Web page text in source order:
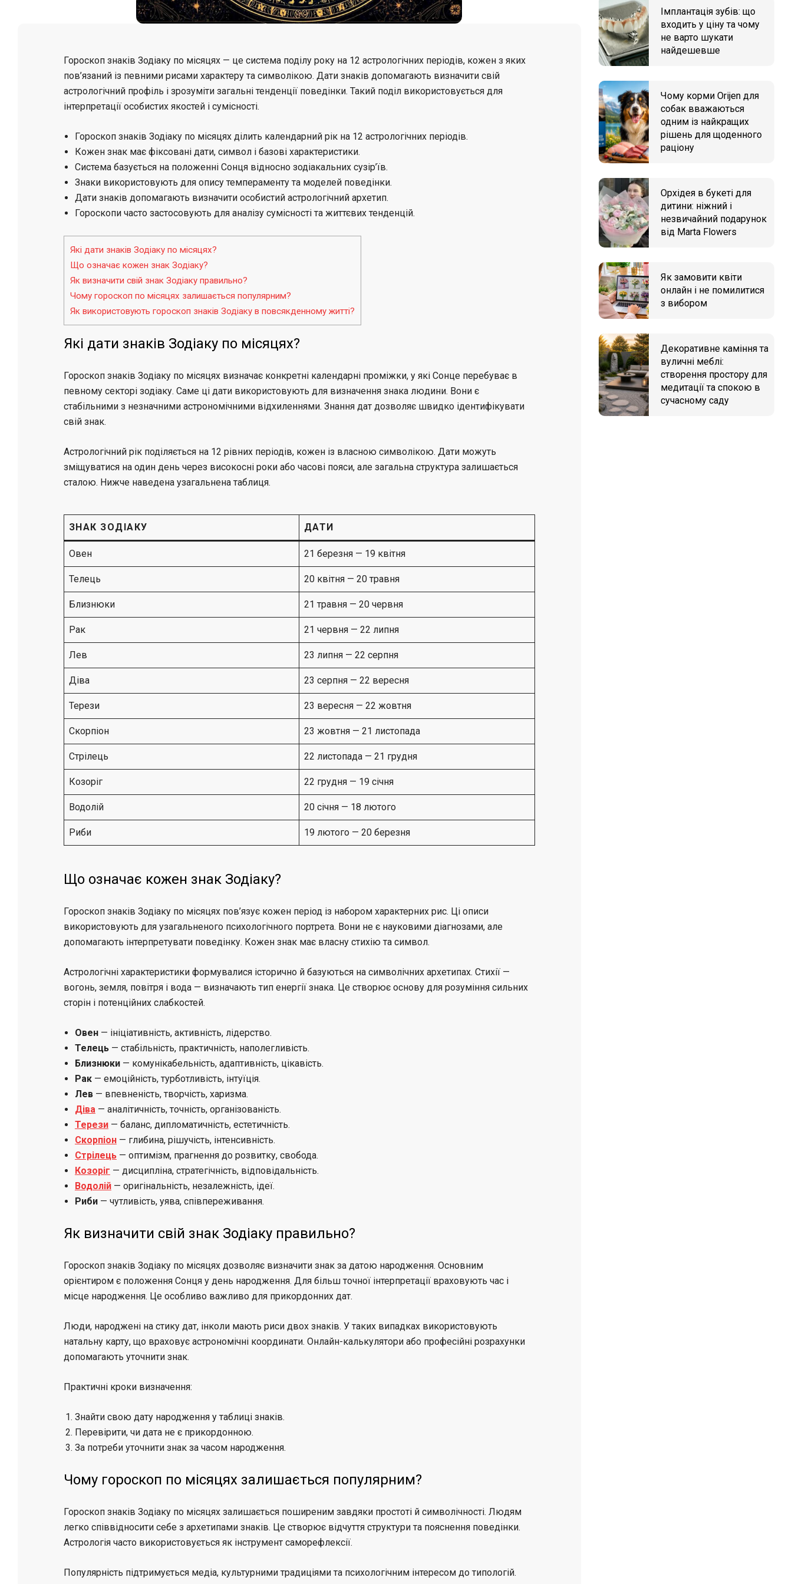
Гороскоп знаків Зодіаку по місяцях — це система поділу року на 12 астрологічних періодів, кожен з яких
пов’язаний із певними рисами характеру та символікою. Дати знаків допомагають визначити свій
астрологічний профіль і зрозуміти загальні тенденції поведінки. Такий поділ використовується для
інтерпретації особистих якостей і сумісності.
Гороскоп знаків Зодіаку по місяцях ділить календарний рік на 12 астрологічних періодів.
Кожен знак має фіксовані дати, символ і базові характеристики.
Система базується на положенні Сонця відносно зодіакальних сузір’їв.
Знаки використовують для опису темпераменту та моделей поведінки.
Дати знаків допомагають визначити особистий астрологічний архетип.
Гороскопи часто застосовують для аналізу сумісності та життєвих тенденцій.
Які дати знаків Зодіаку по місяцях?
Що означає кожен знак Зодіаку?
Як визначити свій знак Зодіаку правильно?
Чому гороскоп по місяцях залишається популярним?
Як використовують гороскоп знаків Зодіаку в повсякденному житті?
Які дати знаків Зодіаку по місяцях?
Гороскоп знаків Зодіаку по місяцях визначає конкретні календарні проміжки, у які Сонце перебуває в
певному секторі зодіаку. Саме ці дати використовують для визначення знака людини. Вони є
стабільними з незначними астрономічними відхиленнями. Знання дат дозволяє швидко ідентифікувати
свій знак.
Астрологічний рік поділяється на 12 рівних періодів, кожен із власною символікою. Дати можуть
зміщуватися на один день через високосні роки або часові пояси, але загальна структура залишається
сталою. Нижче наведена узагальнена таблиця.
ЗНАК ЗОДІАКУ ДАТИ
Овен 21 березня — 19 квітня
Телець 20 квітня — 20 травня
Близнюки 21 травня — 20 червня
Рак 21 червня — 22 липня
Лев 23 липня — 22 серпня
Діва 23 серпня — 22 вересня
Терези 23 вересня — 22 жовтня
Скорпіон 23 жовтня — 21 листопада
Стрілець 22 листопада — 21 грудня
Козоріг 22 грудня — 19 січня
Водолій 20 січня — 18 лютого
Риби 19 лютого — 20 березня
Що означає кожен знак Зодіаку?
Гороскоп знаків Зодіаку по місяцях пов’язує кожен період із набором характерних рис. Ці описи
використовують для узагальненого психологічного портрета. Вони не є науковими діагнозами, але
допомагають інтерпретувати поведінку. Кожен знак має власну стихію та символ.
Астрологічні характеристики формувалися історично й базуються на символічних архетипах. Стихії —
вогонь, земля, повітря і вода — визначають тип енергії знака. Це створює основу для розуміння сильних
сторін і потенційних слабкостей.
Овен— ініціативність, активність, лідерство.
Телець— стабільність, практичність, наполегливість.
Близнюки— комунікабельність, адаптивність, цікавість.
Рак— емоційність, турботливість, інтуїція.
Лев— впевненість, творчість, харизма.
Діва— аналітичність, точність, організованість.
Терези— баланс, дипломатичність, естетичність.
Скорпіон— глибина, рішучість, інтенсивність.
Стрілець— оптимізм, прагнення до розвитку, свобода.
Козоріг — дисципліна, стратегічність, відповідальність.
Водолій— оригінальність, незалежність, ідеї.
Риби— чутливість, уява, співпереживання.
Як визначити свій знак Зодіаку правильно?
Гороскоп знаків Зодіаку по місяцях дозволяє визначити знак за датою народження. Основним
орієнтиром є положення Сонця у день народження. Для більш точної інтерпретації враховують час і
місце народження. Це особливо важливо для прикордонних дат.
Люди, народжені на стику дат, інколи мають риси двох знаків. У таких випадках використовують
натальну карту, що враховує астрономічні координати. Онлайн-калькулятори або професійні розрахунки
допомагають уточнити знак.
Практичні кроки визначення:
Знайти свою дату народження у таблиці знаків.
Перевірити, чи дата не є прикордонною.
За потреби уточнити знак за часом народження.
Чому гороскоп по місяцях залишається популярним?
Гороскоп знаків Зодіаку по місяцях залишається поширеним завдяки простоті й символічності. Людям
легко співвідносити себе з архетипами знаків. Це створює відчуття структури та пояснення поведінки.
Астрологія часто використовується як інструмент саморефлексії.
Популярність підтримується медіа, культурними традиціями та психологічним інтересом до типологій.
Імплантація зубів: що
входить у ціну та чому
не варто шукати
найдешевше
Чому корми Orijen для
собак вважаються
одним із найкращих
рішень для щоденного
раціону
Орхідея в букеті для
дитини: ніжний і
незвичайний подарунок
від Marta Flowers
Як замовити квіти
онлайн і не помилитися
з вибором
Декоративне каміння та
вуличні меблі:
створення простору для
медитації та спокою в
сучасному саду